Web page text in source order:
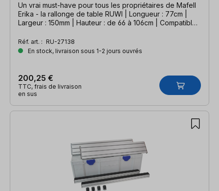
Un vrai must-have pour tous les propriétaires de Mafell
Erika - la rallonge de table RUWI | Longueur : 77cm |
Largeur : 150mm | Hauteur : de 66 à 106cm | Compatible
Réf. art. : RU-27138
En stock, livraison sous 1-2 jours ouvrés
200,25 €
TTC, frais de livraison
en sus